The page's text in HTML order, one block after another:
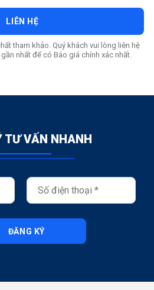
LIÊN HỆ
tham khảo. Quý khách vui lòng liên hệ
gần nhất để có Báo giá chính xác nhất.
TƯ VẤN NHANH
ĐĂNG KÝ